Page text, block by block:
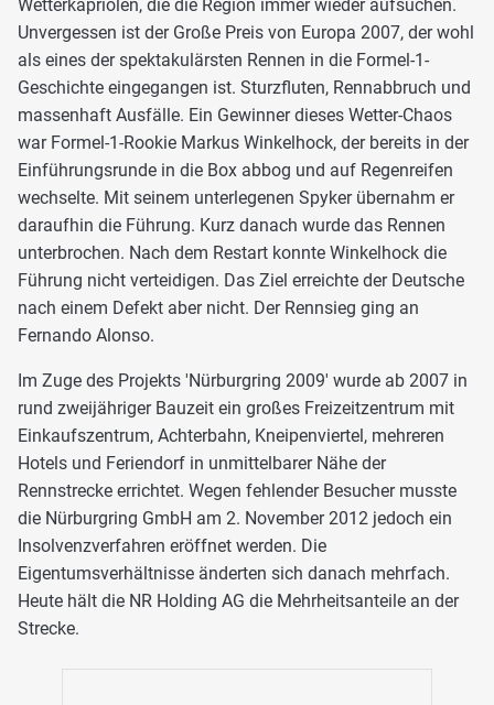
Wetterkapriolen, die die Region immer wieder aufsuchen.
Unvergessen ist der Große Preis von Europa 2007, der wohl
als eines der spektakulärsten Rennen in die Formel-1-
Geschichte eingegangen ist. Sturzfluten, Rennabbruch und
massenhaft Ausfälle. Ein Gewinner dieses Wetter-Chaos
war Formel-1-Rookie Markus Winkelhock, der bereits in der
Einführungsrunde in die Box abbog und auf Regenreifen
wechselte. Mit seinem unterlegenen Spyker übernahm er
daraufhin die Führung. Kurz danach wurde das Rennen
unterbrochen. Nach dem Restart konnte Winkelhock die
Führung nicht verteidigen. Das Ziel erreichte der Deutsche
nach einem Defekt aber nicht. Der Rennsieg ging an
Fernando Alonso.
Im Zuge des Projekts 'Nürburgring 2009' wurde ab 2007 in
rund zweijähriger Bauzeit ein großes Freizeitzentrum mit
Einkaufszentrum, Achterbahn, Kneipenviertel, mehreren
Hotels und Feriendorf in unmittelbarer Nähe der
Rennstrecke errichtet. Wegen fehlender Besucher musste
die Nürburgring GmbH am 2. November 2012 jedoch ein
Insolvenzverfahren eröffnet werden. Die
Eigentumsverhältnisse änderten sich danach mehrfach.
Heute hält die NR Holding AG die Mehrheitsanteile an der
Strecke.